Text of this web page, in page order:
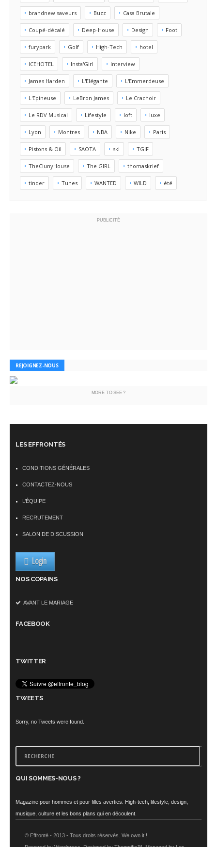
brandnew saveurs Buzz Casa Brutale
Coupé-décalé Deep-House Design Foot
furypark Golf High-Tech hotel
ICEHOTEL Insta'Girl Interview
James Harden L'Elégante L'Emmerdeuse
L'Epineuse LeBron James Le Crachoir
Le RDV Musical Lifestyle loft luxe
Lyon Montres NBA Nike Paris
Pistons & Oil SAOTA ski TGIF
TheClunyHouse The GIRL thomaskrief
tinder Tunes WANTED WILD été
PUBLICITÉ
REJOIGNEZ-NOUS
MORE TO SEE ?
LES EFFRONTÉS
CONDITIONS GÉNÉRALES
CONTACTEZ-NOUS
L’ÉQUIPE
RECRUTEMENT
SALON DE DISCUSSION
Login
NOS COPAINS
AVANT LE MARIAGE
FACEBOOK
TWITTER
TWEETS
Sorry, no Tweets were found.
QUI SOMMES-NOUS ?
Magazine pour hommes et pour filles averties. High-tech, lifestyle, design,
musique, culture et les bons plans qui en découlent.
© Effronté - 2013 - Tous droits réservés. We own it !